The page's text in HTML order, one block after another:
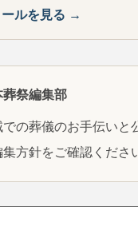
ルを見る →
祭編集部
の葬儀のお手伝いと
集方針をご確認くださ